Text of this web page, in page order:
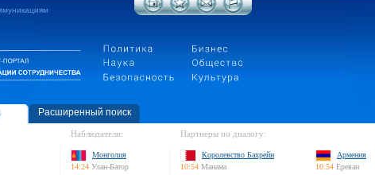
Расширенный поиск
Наблюдатели:
Монголия
14:24 Улан-Батор
Партнеры по диалогу:
Королевство Бахрейн
10:54 Манама
Армения
10:54 Ереван